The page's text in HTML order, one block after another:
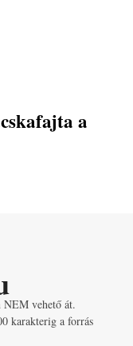
a
NEM vehető át.
karakterig a forrás